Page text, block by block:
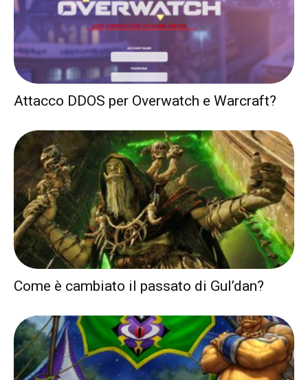
Attacco DDOS per Overwatch e Warcraft?
Come è cambiato il passato di Gul’dan?